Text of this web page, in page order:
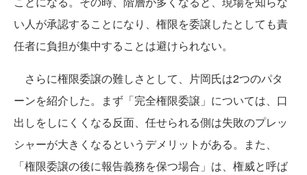
い人が承認することになり、権限を委譲したとしても責
任者に負担が集中することは避けられない。
さらに権限委譲の難しさとして、片岡氏は2つのパタ
ーンを紹介した。まず「完全権限委譲」については、口
出しをしにくくなる反面、任せられる側は失敗のプレッ
シャーが大きくなるというデメリットがある。また、
「権限委譲の後に報告義務を保つ場合」は、権威と呼ば